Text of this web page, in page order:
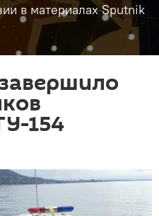
в материалах Sputnik
154